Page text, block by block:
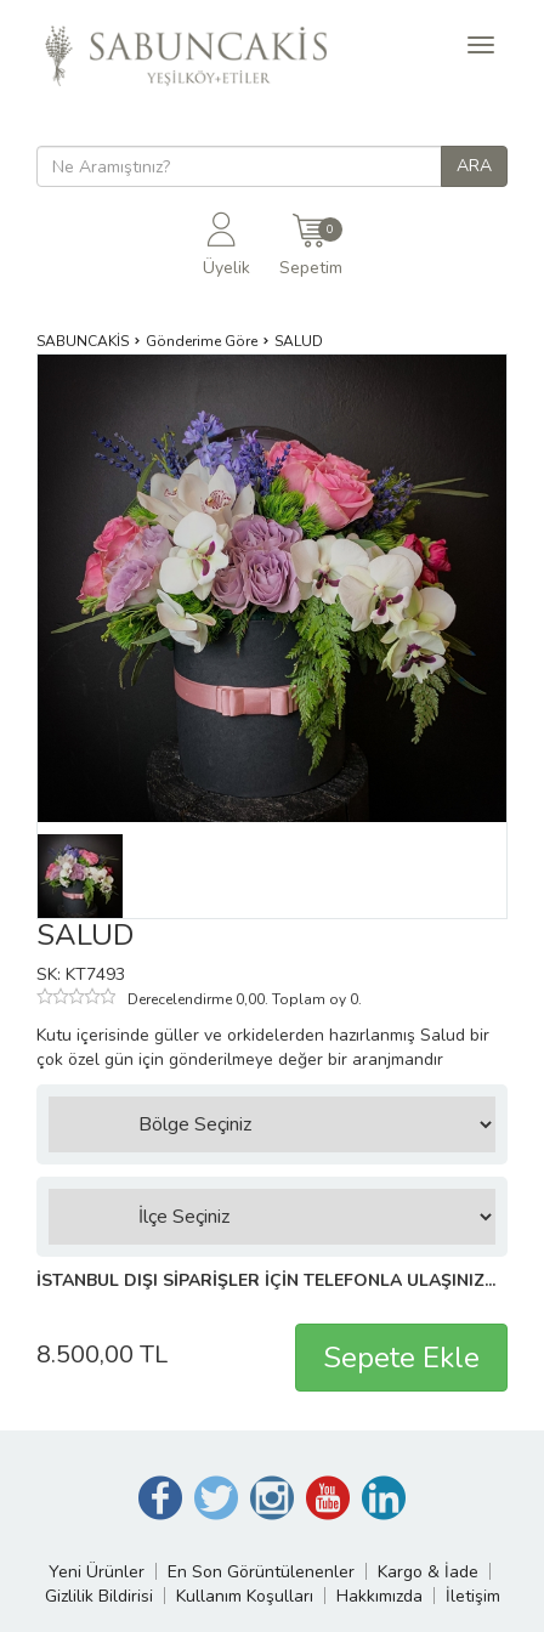
Toggle
Üyelik
0
Sepetim
SABUNCAKİS Gönderime Göre SALUD
SALUD
SK: KT7493
Derecelendirme 0,00. Toplam oy 0.
Kutu içerisinde güller ve orkidelerden hazırlanmış Salud bir
çok özel gün için gönderilmeye değer bir aranjmandır
İSTANBUL DIŞI SİPARİŞLER İÇİN TELEFONLA ULAŞINIZ...
8.500,00 TL
Yeni Ürünler En Son Görüntülenenler
Kargo & İade
Gizlilik Bildirisi
Kullanım Koşulları Hakkımızda İletişim